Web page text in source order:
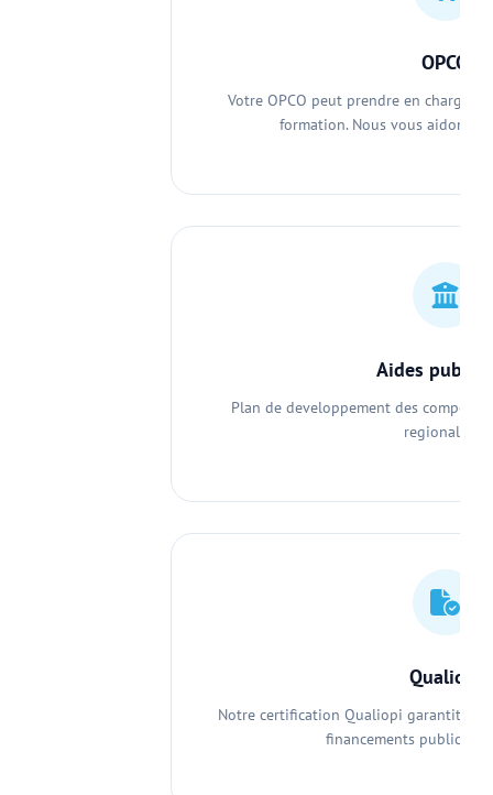
OPCO
Votre OPCO peut prendre en charge
formation. Nous vous aidons
Aides
Plan de developpement des
regionales...
Qualiopi
Notre certification Qualiopi garantit la
financements publics et